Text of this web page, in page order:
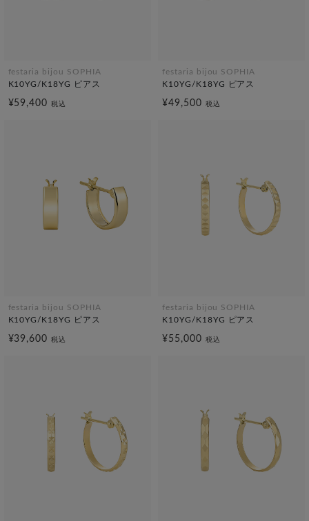
festaria bijou SOPHIA
K10YG/K18YG ピアス
¥59,400税込
festaria bijou SOPHIA
K10YG/K18YG ピアス
¥49,500 税込
festaria bijou SOPHIA
K10YG/K18YG ピアス
¥39,600税込
festaria bijou SOPHIA
K10YG/K18YG ピアス
¥55,000 税込